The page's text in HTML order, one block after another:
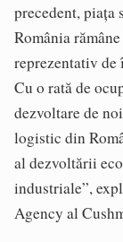
precedent,
România
reprezentativ
Cu o rată de
dezvoltare de
logistic din
al dezvoltării
industriale”,
Agency al